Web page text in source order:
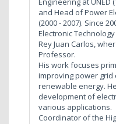
and Head of Power
(2000 - 2007). Since
Electronic
Rey Juan Carlos,
Professor.
His work focuses
improving power
renewable energy.
development of
various applications.
Coordinator of the